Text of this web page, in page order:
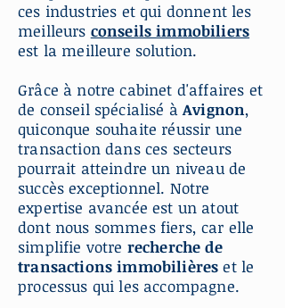
ces industries et qui donnent les
meilleurs conseils immobiliers
est la meilleure solution.
Grâce à notre cabinet d'affaires et
de conseil spécialisé àAvignon,
quiconque souhaite réussir une
transaction dans ces secteurs
pourrait atteindre un niveau de
succès exceptionnel. Notre
expertise avancée est un atout
dont nous sommes fiers, car elle
simplifie votre recherche de
transactions immobilières et le
processus qui les accompagne.